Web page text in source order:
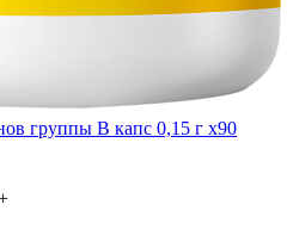
группы В капс 0,15 г x90